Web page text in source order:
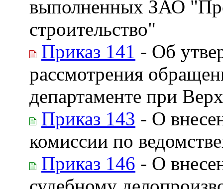
выполненных ЗАО
строительство"
Приказ 141 - Об
рассмотрения
департаменте при
Приказ 143 - О
комиссии по
Приказ 146 - О